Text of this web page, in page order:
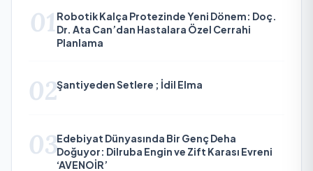
01 Robotik Kalça Protezinde Yeni Dönem: Doç.
Dr. Ata Can’dan Hastalara Özel Cerrahi
Planlama
02Şantiyeden Setlere ; İdil Elma
03Edebiyat Dünyasında Bir Genç Deha
Doğuyor: Dilruba Engin ve Zift Karası Evreni
‘AVENOİR’